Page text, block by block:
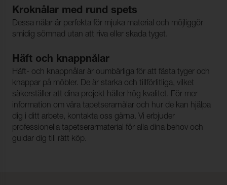
Kroknålar med rund spets
Dessa nålar är perfekta för mjuka material och möjliggör
smidig sömnad utan att riva eller skada tyget.
Häft och knappnålar
Häft- och knappnålar är oumbärliga för att fästa tyger och
knappar på möbler. De är starka och tillförlitliga, vilket
säkerställer att dina projekt håller hög kvalitet. För mer
information om våra tapetserarnålar och hur de kan hjälpa
dig i ditt arbete, kontakta oss gärna. Vi erbjuder
professionella tapetserarmaterial för alla dina behov och
guidar dig till rätt köp.